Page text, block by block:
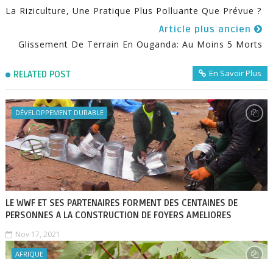
La Riziculture, Une Pratique Plus Polluante Que Prévue ?
Article plus ancien
Glissement De Terrain En Ouganda: Au Moins 5 Morts
RELATED POST En Savoir Plus
DÉVELOPPEMENT DURABLE
LE WWF ET SES PARTENAIRES FORMENT DES CENTAINES DE
PERSONNES A LA CONSTRUCTION DE FOYERS AMELIORES
Nov 17, 2021
AFRIQUE